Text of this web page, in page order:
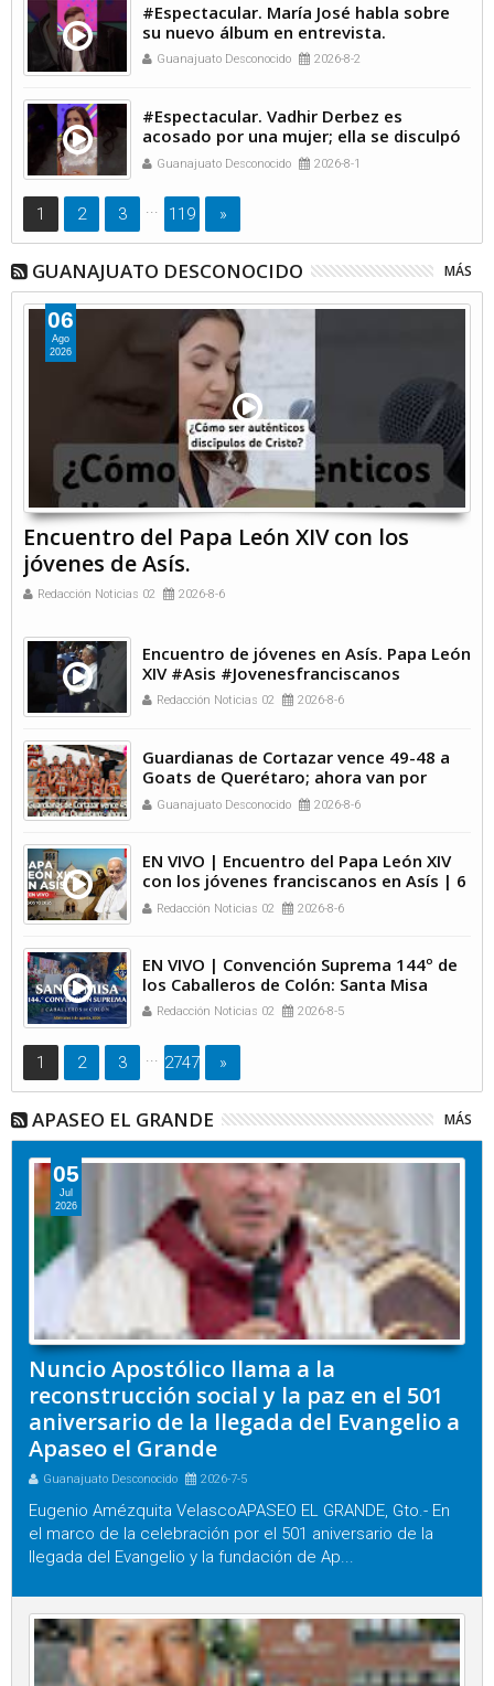
#Espectacular. María José habla sobre
su nuevo álbum en entrevista.
Guanajuato Desconocido 2026-8-2
#Espectacular. Vadhir Derbez es
acosado por una mujer; ella se disculpó
en un video.
Guanajuato Desconocido 2026-8-1
1 2 3 ... 119 »
GUANAJUATO DESCONOCIDO MÁS
06
Ago
2026
Encuentro del Papa León XIV con los
jóvenes de Asís.
Redacción Noticias 02 2026-8-6
Encuentro de jóvenes en Asís. Papa León
XIV #Asis #Jovenesfranciscanos
Redacción Noticias 02 2026-8-6
Guardianas de Cortazar vence 49-48 a
Goats de Querétaro; ahora van por
Alfareras de Dolores Hidalgo
Guanajuato Desconocido 2026-8-6
EN VIVO | Encuentro del Papa León XIV
con los jóvenes franciscanos en Asís | 6
de agosto de 2026
Redacción Noticias 02 2026-8-6
EN VIVO | Convención Suprema 144º de
los Caballeros de Colón: Santa Misa
Redacción Noticias 02 2026-8-5
1 2 3 ... 2747 »
APASEO EL GRANDE MÁS
05
Jul
2026
Nuncio Apostólico llama a la
reconstrucción social y la paz en el 501
aniversario de la llegada del Evangelio a
Apaseo el Grande
Guanajuato Desconocido 2026-7-5
Eugenio Amézquita VelascoAPASEO EL GRANDE, Gto.- En
el marco de la celebración por el 501 aniversario de la
llegada del Evangelio y la fundación de Ap...